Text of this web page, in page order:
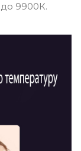
9900К.